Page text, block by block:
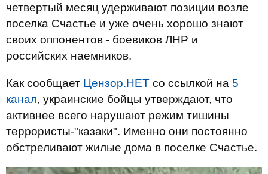
четвертый месяц удерживают позиции возле
поселка Счастье и уже очень хорошо знают
своих оппонентов - боевиков ЛНР и
российских наемников.
Как сообщает Цензор.НЕТ со ссылкой на 5
канал, украинские бойцы утверждают, что
активнее всего нарушают режим тишины
террористы-"казаки". Именно они постоянно
обстреливают жилые дома в поселке Счастье.